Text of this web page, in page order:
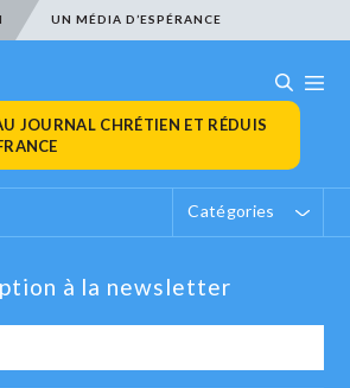
UN MÉDIA D’ESPÉRANCE
JOURNAL CHRÉTIEN ET RÉDUIS
Catégories
à la newsletter